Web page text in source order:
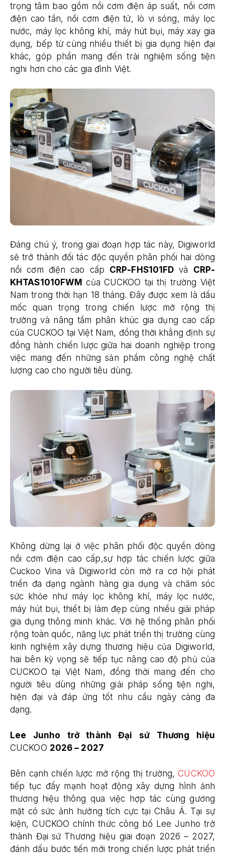
trọng tâm bao gồm nồi cơm điện áp suất, nồi cơm
điện cao tần, nồi cơm điện tử, lò vi sóng, máy lọc
nước, máy lọc không khí, máy hút bụi, máy xay gia
dụng, bếp từ cùng nhiều thiết bị gia dụng hiện đại
khác, góp phần mang đến trải nghiệm sống tiện
nghi hơn cho các gia đình Việt.
Đáng chú ý, trong giai đoạn hợp tác này, Digiworld
sẽ trở thành đối tác độc quyền phân phối hai dòng
nồi cơm điện cao cấp CRP-FHS101FD và CRP-
KHTAS1010FWM của CUCKOO tại thị trường Việt
Nam trong thời hạn 18 tháng. Đây được xem là dấu
mốc quan trọng trong chiến lược mở rộng thị
trường và nâng tầm phân khúc gia dụng cao cấp
của CUCKOO tại Việt Nam, đồng thời khẳng định sự
đồng hành chiến lược giữa hai doanh nghiệp trong
việc mang đến những sản phẩm công nghệ chất
lượng cao cho người tiêu dùng.
Không dừng lại ở việc phân phối độc quyền dòng
nồi cơm điện cao cấp,sự hợp tác chiến lược giữa
Cuckoo Vina và Digiworld còn mở ra cơ hội phát
triển đa dạng ngành hàng gia dụng và chăm sóc
sức khỏe như máy lọc không khí, máy lọc nước,
máy hút bụi, thiết bị làm đẹp cùng nhiều giải pháp
gia dụng thông minh khác. Với hệ thống phân phối
rộng toàn quốc, năng lực phát triển thị trường cùng
kinh nghiệm xây dựng thương hiệu của Digiworld,
hai bên kỳ vọng sẽ tiếp tục nâng cao độ phủ của
CUCKOO tại Việt Nam, đồng thời mang đến cho
người tiêu dùng những giải pháp sống tiện nghi,
hiện đại và đáp ứng tốt nhu cầu ngày càng đa
dạng.
Lee Junho trở thành Đại sứ Thương hiệu
CUCKOO 2026 – 2027
Bên cạnh chiến lược mở rộng thị trường,CUCKOO
tiếp tục đẩy mạnh hoạt động xây dựng hình ảnh
thương hiệu thông qua việc hợp tác cùng gương
mặt có sức ảnh hưởng tích cực tại Châu Á. Tại sự
kiện, CUCKOO chính thức công bố Lee Junho trở
thành Đại sứ Thương hiệu giai đoạn 2026 – 2027,
đánh dấu bước tiến mới trong chiến lược phát triển